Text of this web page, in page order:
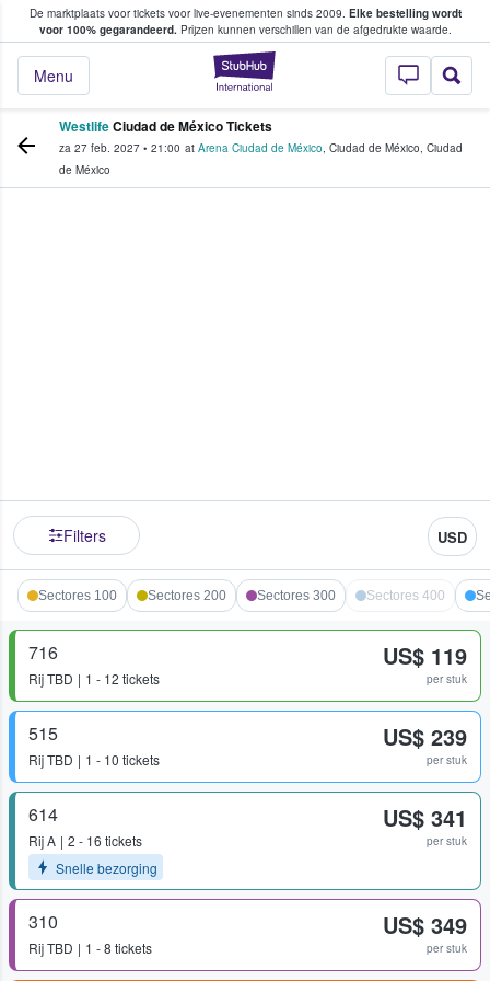
De marktplaats voor tickets voor live-evenementen sinds 2009. Elke bestelling wordt
voor 100% gegarandeerd.Prijzen kunnen verschillen van de afgedrukte waarde.
StubHub: waar
Menu
tickets kopen en verkopen
WestlifeCiudad de México Tickets
za 27 feb. 2027 • 21:00 at Arena Ciudad de México, Ciudad de México, Ciudad
de México
Filters USD
Sectores 100 Sectores 200 Sectores 300 Sectores 400
716
RijTBD 1 - 12 tickets
US$ 119
per stuk
515
RijTBD 1 - 10 tickets
US$ 239
per stuk
614
RijA
2 - 16 tickets
Snelle bezorging
US$ 341
per stuk
310
RijTBD 1 - 8 tickets
US$ 349
per stuk